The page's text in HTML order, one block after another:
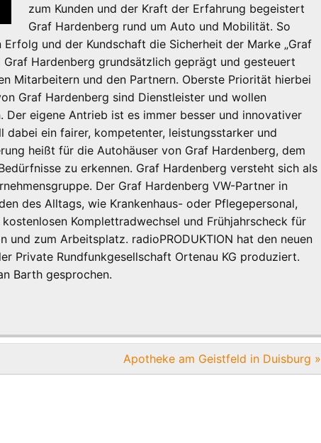
zum Kunden und der Kraft der Erfahrung begeistert
Graf Hardenberg rund um Auto und Mobilität. So
und der Kundschaft die Sicherheit der Marke „Graf
Hardenberg grundsätzlich geprägt und gesteuert
Mitarbeitern und den Partnern. Oberste Priorität hierbei
Graf Hardenberg sind Dienstleister und wollen
eigene Antrieb ist es immer besser und innovativer
ein fairer, kompetenter, leistungsstarker und
heißt für die Autohäuser von Graf Hardenberg, dem
zu erkennen. Graf Hardenberg versteht sich als
Der Graf Hardenberg VW-Partner in
des Alltags, wie Krankenhaus- oder Pflegepersonal,
Komplettradwechsel und Frühjahrscheck für
zum Arbeitsplatz. radioPRODUKTION hat den neuen
Private Rundfunkgesellschaft Ortenau KG produziert.
Barth gesprochen.
Apotheke am Geistfeld in Duisburg »